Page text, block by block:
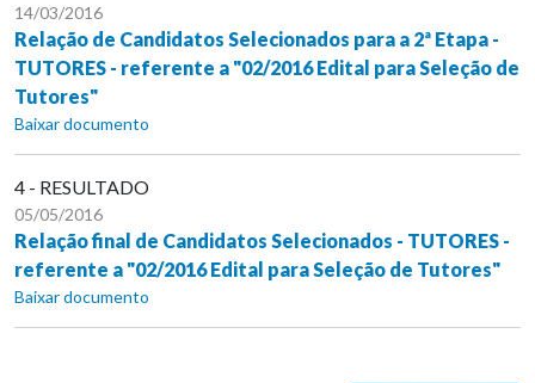
14/03/2016
Relação de Candidatos Selecionados para a 2ª Etapa -
TUTORES - referente a "02/2016 Edital para Seleção de
Tutores"
Baixar documento
4 - RESULTADO
05/05/2016
Relação final de Candidatos Selecionados - TUTORES -
referente a "02/2016 Edital para Seleção de Tutores"
Baixar documento